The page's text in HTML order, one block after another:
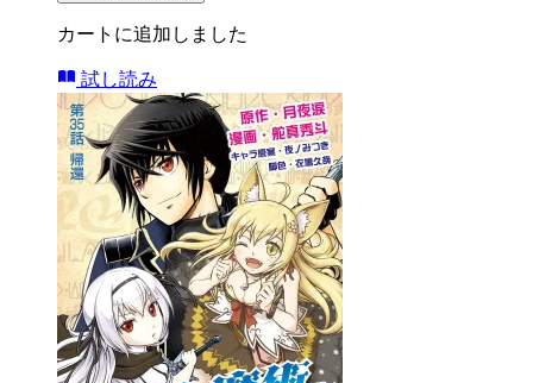
カートに追加しました
試し読み